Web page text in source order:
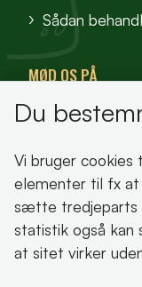
Sådan
MØD OS PÅ
Oplev Lejre
Du
Vi bruger cookies
elementer til fx at
sætte tredjeparts
statistik også
at sitet virker